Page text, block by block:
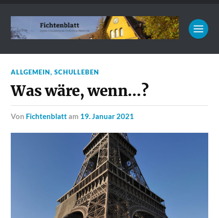
ALLGEMEIN,SCHULLEBEN
Was wäre, wenn…?
von Fichtenblattam 19. Januar 2021